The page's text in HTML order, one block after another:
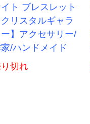
ト ブレスレット
クリスタルギャラ
ー】アクセサリー/
/ハンドメイド
切れ